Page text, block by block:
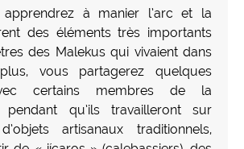
apprendrez à manier l’arc et la
des éléments très importants
des Malekus qui vivaient dans
vous partagerez quelques
certains membres de la
pendant qu’ils travailleront sur
artisanaux traditionnels,